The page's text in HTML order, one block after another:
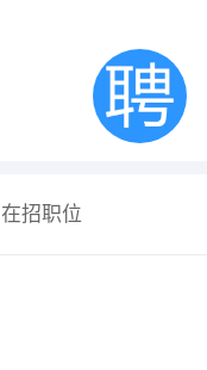
在招职位